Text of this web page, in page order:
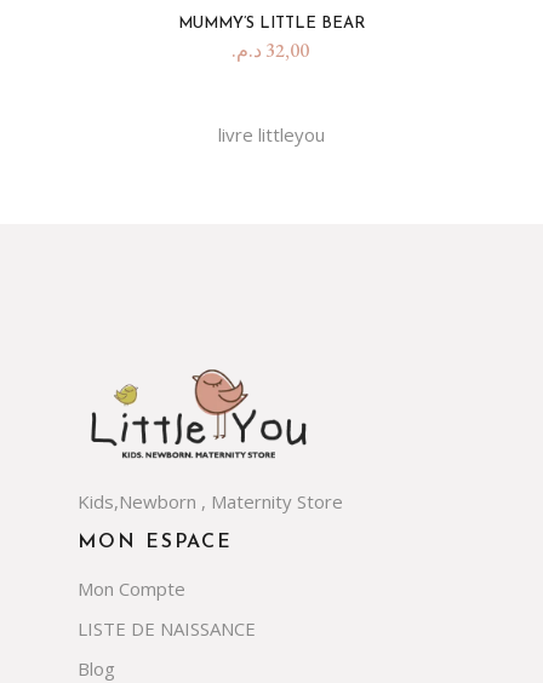
MUMMY’S LITTLE BEAR
32,00 د.م.
livre littleyou
MON ESPACE
Mon Compte
LISTE DE NAISSANCE
Blog
Kids,Newborn , Maternity Store